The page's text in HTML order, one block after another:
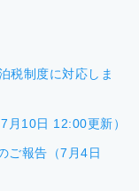
税制度に対応しま
月10日 12:00更新）
ご報告（7月4日